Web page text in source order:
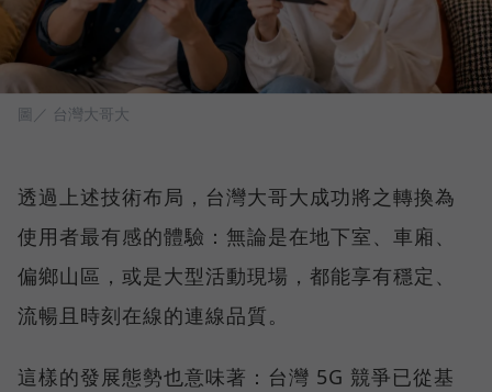
圖／ 台灣大哥大
透過上述技術布局，台灣大哥大成功將之轉換為
使用者最有感的體驗：無論是在地下室、車廂、
偏鄉山區，或是大型活動現場，都能享有穩定、
流暢且時刻在線的連線品質。
這樣的發展態勢也意味著：台灣 5G 競爭已從基